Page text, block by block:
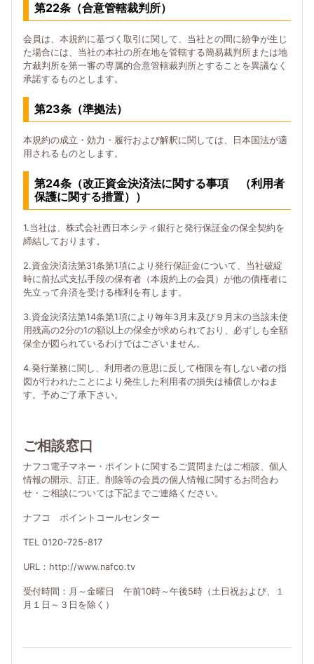
第22条（合意管轄裁判所）
会員は、本規約に基づく取引に関して、当社との間に紛争が生じ
た場合には、当社の本社の所在地を管轄する簡易裁判所または地
方裁判所を第一審の専属的合意管轄裁判所とすることを異議なく
承諾するものとします。
第23条（準拠法）
本規約の成立・効力・履行および解釈に関しては、日本国法が適
用されるものとします。
第24条（改正資金決済法に関する事項 （利用者
保護に関する措置））
1.当社は、株式会社西日本シティ銀行と発行保証金の保全契約を
締結しております。
2.資金決済法第31条第1項により発行保証金について、当社破綻
時に前払式支払手段の保有者（本規約上の会員）が他の債権者に
先立って弁済を受ける権利を有します。
3.資金決済法第14条第1項により毎年3月末及び９月末の当該未使
用残高の2分の1の額以上の保全が求められており、必ずしも全額
保全が図られているわけではございません。
4.発行業務に関し、利用者の意思に反して権限を有しない者の指
図が行われたことにより発生した利用者の損失は補償しかねま
す。予めご了承下さい。
ご相談窓口
ナフコ電子マネー・ポイントに関するご質問またはご相談、個人
情報の開示、訂正、削除等の会員の個人情報に関するお問合わ
せ・ご相談については下記までご連絡ください。
ナフコ ポイントコールセンター
TEL 0120-725-817
URL：http://www.nafco.tv
受付時間：月～金曜日 午前10時～午後5時（土日祝および、１
月１日～３日を除く）